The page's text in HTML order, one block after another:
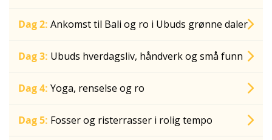
Dag 2: Ankomst til Bali og ro i Ubuds grønne daler
Dag 3: Ubuds hverdagsliv, håndverk og små funn
Dag 4: Yoga, renselse og ro
Dag 5: Fosser og risterrasser i rolig tempo